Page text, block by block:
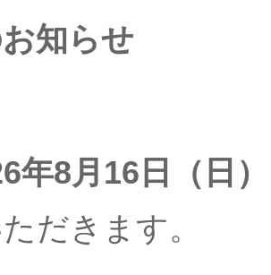
知らせ
8月16日（日）
だきます。